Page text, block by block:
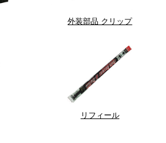
外装部品 クリップ
リフィール